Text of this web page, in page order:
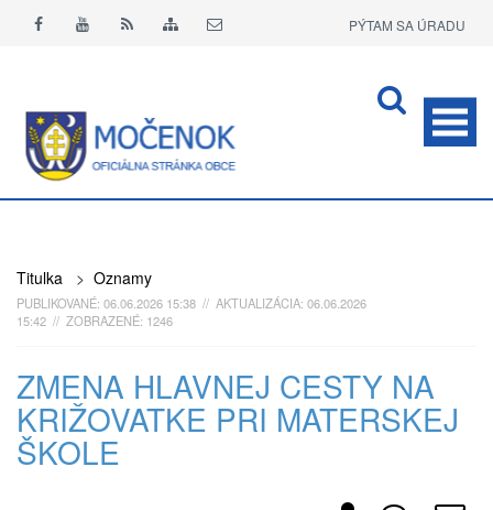
PÝTAM SA ÚRADU
Titulka > Oznamy
PUBLIKOVANÉ: 06.06.2026 15:38 // AKTUALIZÁCIA: 06.06.2026
15:42 // ZOBRAZENÉ: 1246
ZMENA HLAVNEJ CESTY NA
KRIŽOVATKE PRI MATERSKEJ
ŠKOLE